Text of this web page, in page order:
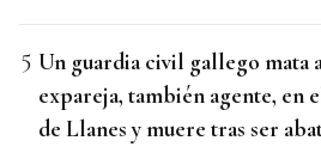
Un guardia civil gallego mata
expareja, también agente, en
de Llanes y muere tras ser